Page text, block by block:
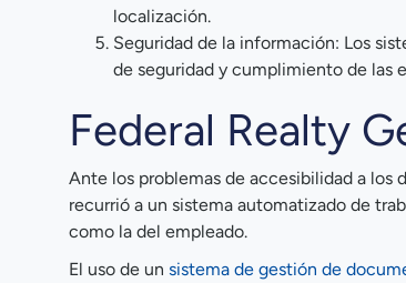
localización.
Seguridad de la información: Los
de seguridad y cumplimiento de las
Federal Realty
Ante los problemas de accesibilidad a
recurrió a un sistema automatizado de
como la del empleado.
El uso de un sistema de gestión de